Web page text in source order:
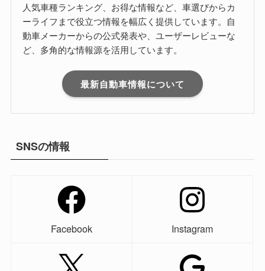
人気車種ランキング、お得な情報など、車選びからカ
ーライフまで役立つ情報を幅広く提供しています。自
動車メーカーからの公式発表や、ユーザーレビューな
ど、多角的な情報源を活用しています。
最新自動車情報について
SNSの情報
Facebook Instagram